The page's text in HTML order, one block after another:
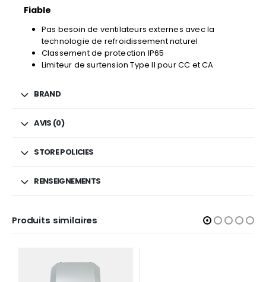
Fiable
Pas besoin de ventilateurs externes avec la
technologie de refroidissement naturel
Classement de protection IP65
Limiteur de surtension Type II pour CC et CA
BRAND
AVIS (0)
STORE POLICIES
RENSEIGNEMENTS
Produits similaires